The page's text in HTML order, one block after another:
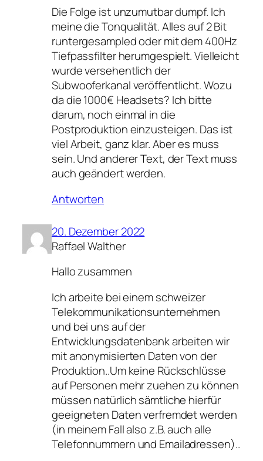
Die Folge ist unzumutbar dumpf. Ich
meine die Tonqualität. Alles auf 2 Bit
runtergesampled oder mit dem 400Hz
Tiefpassfilter herumgespielt. Vielleicht
wurde versehentlich der
Subwooferkanal veröffentlicht. Wozu
da die 1000€ Headsets? Ich bitte
darum, noch einmal in die
Postproduktion einzusteigen. Das ist
viel Arbeit, ganz klar. Aber es muss
sein. Und anderer Text, der Text muss
auch geändert werden.
Antworten
20. Dezember 2022
Raffael Walther
Hallo zusammen
Ich arbeite bei einem schweizer
Telekommunikationsunternehmen
und bei uns auf der
Entwicklungsdatenbank arbeiten wir
mit anonymisierten Daten von der
Produktion..Um keine Rückschlüsse
auf Personen mehr zuehen zu können
müssen natürlich sämtliche hierfür
geeigneten Daten verfremdet werden
(in meinem Fall also z.B. auch alle
Telefonnummern und Emailadressen)..